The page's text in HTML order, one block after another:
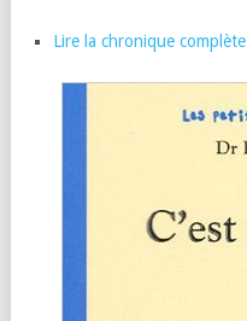
Lire la chronique complète